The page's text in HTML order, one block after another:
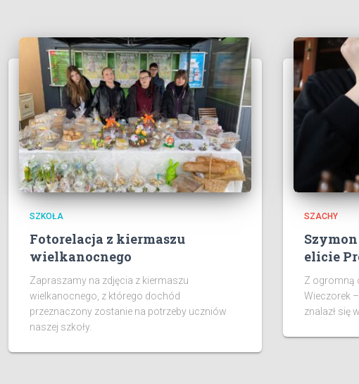
SZKOŁA
Fotorelacja z kiermaszu
wielkanocnego
Zapraszamy na zdjęcia z kiermaszu
wielkanocnego, z którego dochód
przeznaczony zostanie na potrzeby uczniów
naszej szkoły.
SZACHY
elicie
Z ogromną
Wieczorek
znalazł się